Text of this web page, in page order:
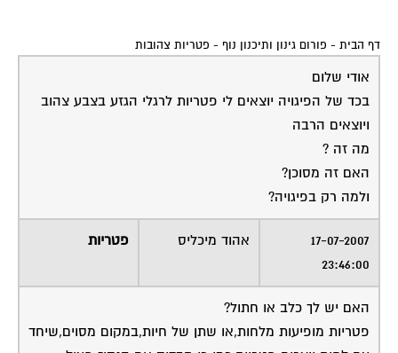
אודי שלום
בכד של הפיגויה יוצאים לי פטריות לרגלי הגזע בצבע צהוב
ויוצאים הרבה
מה זה ?
האם זה מסוכן?
ולמה רק בפיגויה?
17-07-2007
23:46:00
אהוד מיכליס פטריות
האם יש לך כלב או חתול?
פטריות מופיעות מלחות,או שתן של חיות,במקום מסוים,שיחד
עם לחות יוצרים פטריות,כמו כן תבדוק אם הנקוז פעיל.